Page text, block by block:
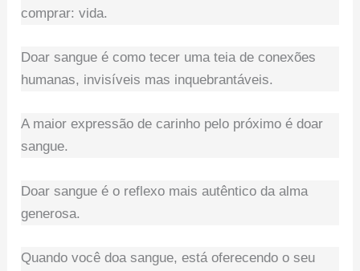
comprar: vida.
Doar sangue é como tecer uma teia de conexões
humanas, invisíveis mas inquebrantáveis.
A maior expressão de carinho pelo próximo é doar
sangue.
Doar sangue é o reflexo mais autêntico da alma
generosa.
Quando você doa sangue, está oferecendo o seu